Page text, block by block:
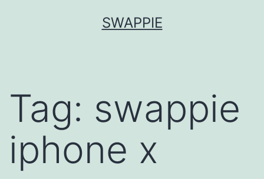
SWAPPIE
Tag: swappie
iphone x